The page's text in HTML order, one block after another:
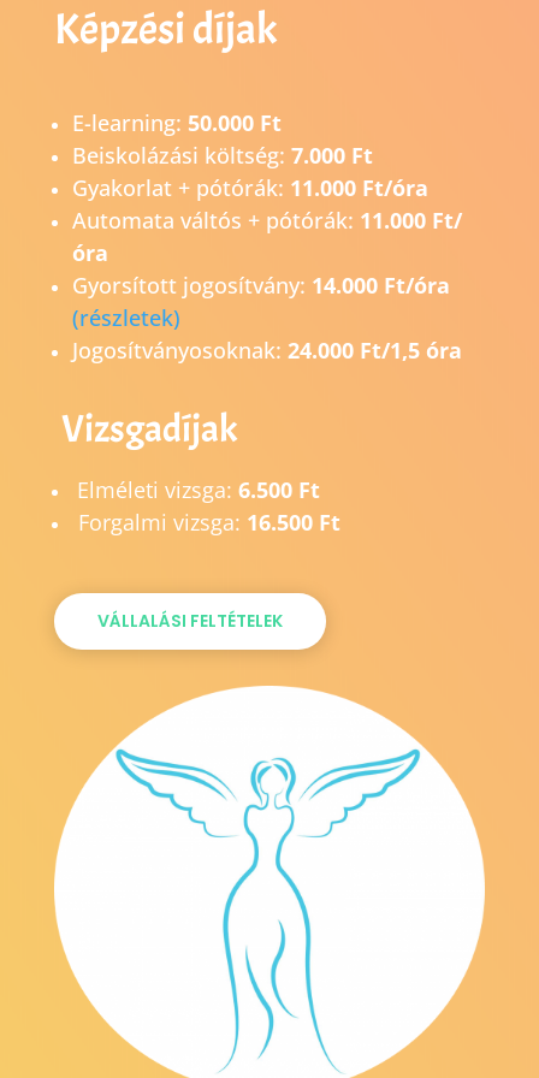
Képzési díjak
E-learning: 50.000 Ft
Beiskolázási költség: 7.000 Ft
Gyakorlat + pótórák: 11.000 Ft/óra
Automata váltós + pótórák: 11.000 Ft/
óra
Gyorsított jogosítvány: 14.000 Ft/óra
(részletek)
Jogosítványosoknak: 24.000 Ft/1,5 óra
Vizsgadíjak
Elméleti vizsga: 6.500 Ft
Forgalmi vizsga: 16.500 Ft
VÁLLALÁSI FELTÉTELEK